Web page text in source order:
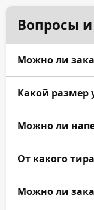
Вопросы
Можно ли
Да, в ПроПринт
малыми
Какой размер
Стандартный
ориентация
Можно ли
Да, можно
сообщения
условий акции —
От какого
Листовки А5
цифровая
Можно ли